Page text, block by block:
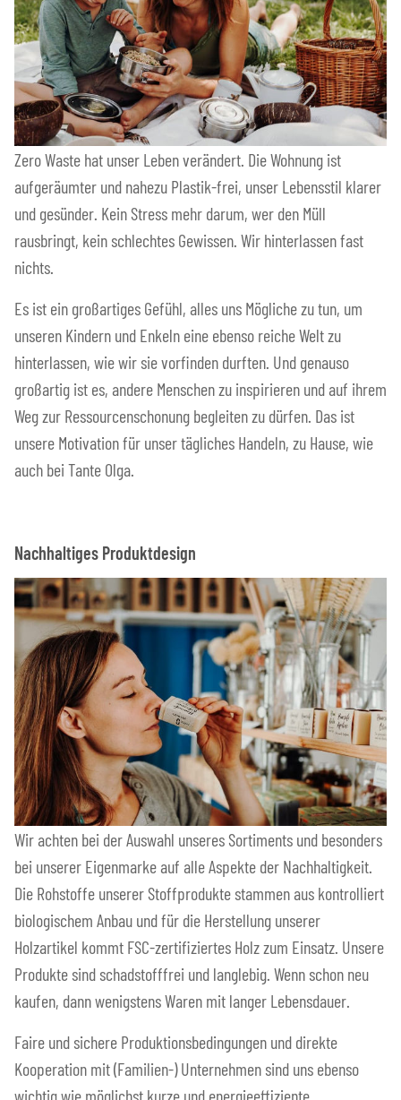
Zero Waste hat unser Leben verändert. Die Wohnung ist
aufgeräumter und nahezu Plastik-frei, unser Lebensstil klarer
und gesünder. Kein Stress mehr darum, wer den Müll
rausbringt, kein schlechtes Gewissen. Wir hinterlassen fast
nichts.
Es ist ein großartiges Gefühl, alles uns Mögliche zu tun, um
unseren Kindern und Enkeln eine ebenso reiche Welt zu
hinterlassen, wie wir sie vorfinden durften. Und genauso
großartig ist es, andere Menschen zu inspirieren und auf ihrem
Weg zur Ressourcenschonung begleiten zu dürfen. Das ist
unsere Motivation für unser tägliches Handeln, zu Hause, wie
auch bei Tante Olga.
Nachhaltiges Produktdesign
Wir achten bei der Auswahl unseres Sortiments und besonders
bei unserer Eigenmarke auf alle Aspekte der Nachhaltigkeit.
Die Rohstoffe unserer Stoffprodukte stammen aus kontrolliert
biologischem Anbau und für die Herstellung unserer
Holzartikel kommt FSC-zertifiziertes Holz zum Einsatz. Unsere
Produkte sind schadstofffrei und langlebig. Wenn schon neu
kaufen, dann wenigstens Waren mit langer Lebensdauer.
Faire und sichere Produktionsbedingungen und direkte
Kooperation mit (Familien-) Unternehmen sind uns ebenso